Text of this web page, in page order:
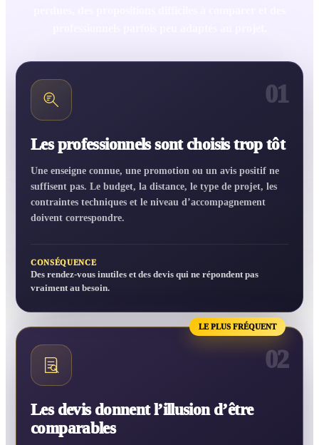
01
Les professionnels sont choisis trop tôt
Une enseigne connue, une promotion ou un avis positif ne
suffisent pas. Le budget, la distance, le type de projet, les
contraintes techniques et le niveau d’accompagnement
doivent correspondre.
CONSÉQUENCE
Des rendez-vous inutiles et des devis qui ne répondent pas
vraiment au besoin.
LE PLUS FRÉQUENT
02
Les devis donnent l’illusion d’être
comparables